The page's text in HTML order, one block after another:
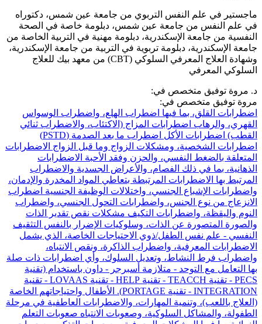
ماجستير في علم النفس التربوي من جامعة عين شمس، دكتوراه
في علم النفس من جامعة عين شمس، دبلومة خاصة في الصحة
النفسية من جامعة الإسكندرية، دبلومة مهنية في التربية الخاصة من
جامعة الإسكندرية، دبلومة تربوية في التربية من جامعة الإسكندرية،
وشهادة العلاج المعرفي السلوكي (CBT) من معهد بيك للعلاج
السلوكي المعرفي
د. مروة توفيق متخصص في:
مروة توفيق متخصص في:
اضطرابات القلق، بما فيها اضطراب الهلع، واضطراب الوسواس
القهري، والرهاب اضطرابات المزاج (الاكتئاب، والاضطراب ثنائي
القطب) اضطرابات الأكل اضطراب ما بعد الصدمة (PSTD)
اضطرابات الشخصية، ومشكلات الزواج وما قبل الزواج الاضطرابات
المتعلقة بالضغط النفسي، والحزن وفقد الأحبة الاضطرابات
الذهانية، بما في ذلك الفصام، والأعراض الجسدية والاضطراب
المرتبط بها الاضطرابات المرتبطة بتعاطي المواد المخدرة والإدمان،
واضطرابات الإشباع الجنسي، واختلالات الوظيفة الجنسية اضطراب
الانزعاج من نوع الجنس، واضطرابات التحول الجنسي، واضطراب
النوم واليقظة، واضطرابات التكيف مشكلات نقص تقدير الذات
والصورة المتصورة عن الذات، وسلوكيات الإضرار بالنفس التثقيف
النفسي - علم نفس الطفل/ذوي الاحتياجات الخاصة، الذي يشمل
الاضطرابات المعرفية، واضطراب الذاكرة، ونقص الانتباه،
واضطراب فرط النشاط، وتعديل السلوك، وأي اضطرابات ذات صلة
بها التعامل مع التوحد - متلازمة أسبرجر - داون باستخدام (تقنية
PECS - تقنية TEACCH - تقنية HELP - تقنية LOVAAS - تقنية
INTEGRATION - تقنية PORTAGE).
الأطفال واحتياجاتهم الخاصة
(العلاج باللعب)، وتنمية المهارات، والاضطرابات العاطفية في مرحلة
الطفولة، والمشاكل السلوكية، وصعوبات الانتباه صعوبات التعلم